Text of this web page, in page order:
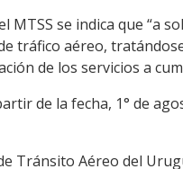
MTSS se indica que “a
tráfico aéreo,
de los servicios a
de la fecha, 1° de
Tránsito Aéreo del